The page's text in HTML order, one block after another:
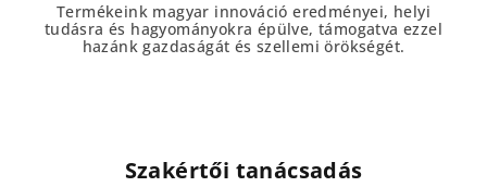
Termékeink magyar innováció eredményei, helyi
tudásra és hagyományokra épülve, támogatva ezzel
hazánk gazdaságát és szellemi örökségét.
Szakértői tanácsadás